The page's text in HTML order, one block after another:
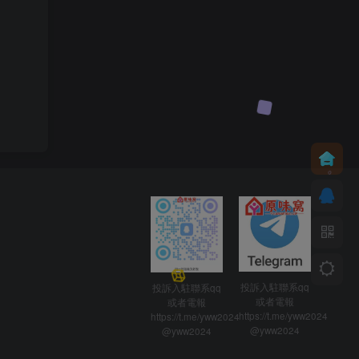
投訴入駐聯系qq
或者電報
https://t.me/yww2024
@yww2024
投訴入駐聯系qq
或者電報
https://t.me/yww2024
@yww2024